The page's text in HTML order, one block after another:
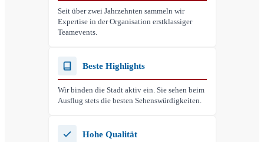
Seit über zwei Jahrzehnten sammeln wir
Expertise in der Organisation erstklassiger
Teamevents.
Beste Highlights
Wir binden die Stadt aktiv ein. Sie sehen beim
Ausflug stets die besten Sehenswürdigkeiten.
Hohe Qualität